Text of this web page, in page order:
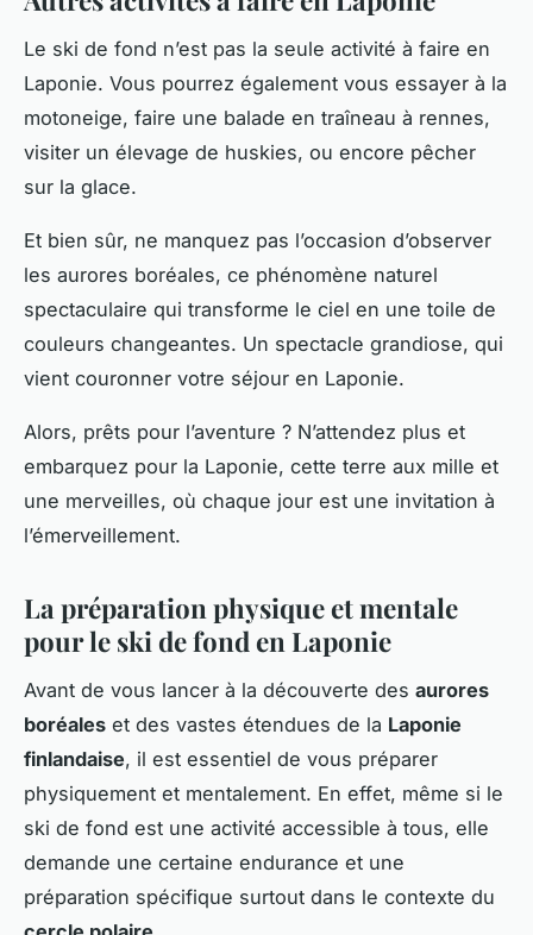
Le ski de fond n’est pas la seule activité à faire en
Laponie. Vous pourrez également vous essayer à la
motoneige, faire une balade en traîneau à rennes,
visiter un élevage de huskies, ou encore pêcher
sur la glace.
Et bien sûr, ne manquez pas l’occasion d’observer
les aurores boréales, ce phénomène naturel
spectaculaire qui transforme le ciel en une toile de
couleurs changeantes. Un spectacle grandiose, qui
vient couronner votre séjour en Laponie.
Alors, prêts pour l’aventure ? N’attendez plus et
embarquez pour la Laponie, cette terre aux mille et
une merveilles, où chaque jour est une invitation à
l’émerveillement.
La préparation physique et mentale
pour le ski de fond en Laponie
Avant de vous lancer à la découverte des aurores
boréales et des vastes étendues de la Laponie
finlandaise, il est essentiel de vous préparer
physiquement et mentalement. En effet, même si le
ski de fond est une activité accessible à tous, elle
demande une certaine endurance et une
préparation spécifique surtout dans le contexte du